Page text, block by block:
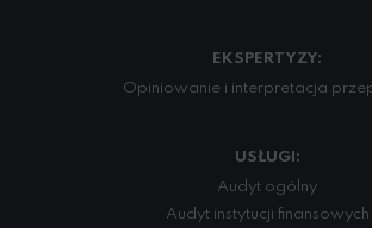
EKSPERTYZY:
Opiniowanie i interpretacja
USŁUGI:
Audyt ogólny
Audyt instytucji finansowych